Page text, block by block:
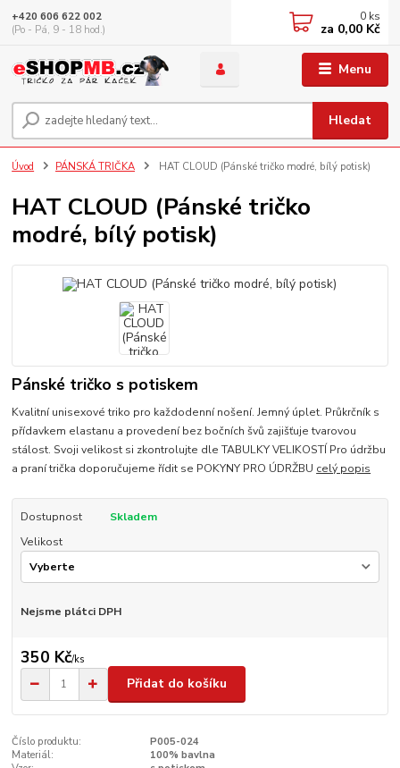
Menu
Hledat
+420 606 622 002
(Po - Pá, 9 - 18 hod.)
0 ks
za 0,00 Kč
Úvod PÁNSKÁ TRIČKA HAT CLOUD (Pánské tričko modré, bílý potisk)
HAT CLOUD (Pánské tričko
modré, bílý potisk)
Pánské tričko s potiskem
Kvalitní unisexové triko pro každodenní nošení. Jemný úplet. Průkrčník s
přídavkem elastanu a provedení bez bočních švů zajišťuje tvarovou
stálost. Svoji velikost si zkontrolujte dle TABULKY VELIKOSTÍ Pro údržbu
a praní trička doporučujeme řídit se POKYNY PRO ÚDRŽBU celý popis
Dostupnost
Skladem
Velikost
Nejsme plátci DPH
350 Kč/ks
Přidat do košíku
Číslo produktu:
P005-024
Materiál:
100% bavlna